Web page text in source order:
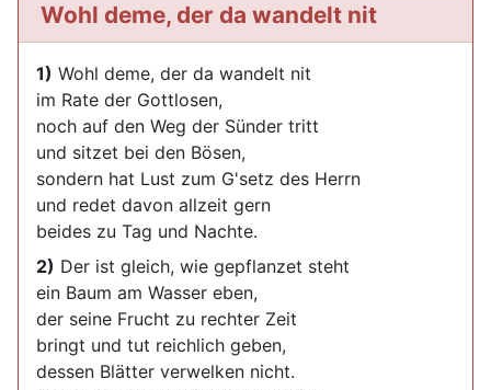
Wohl deme, der da wandelt nit
1) Wohl deme, der da wandelt nit
im Rate der Gottlosen,
noch auf den Weg der Sünder tritt
und sitzet bei den Bösen,
sondern hat Lust zum G'setz des Herrn
und redet davon allzeit gern
beides zu Tag und Nachte.
2) Der ist gleich, wie gepflanzet steht
ein Baum am Wasser eben,
der seine Frucht zu rechter Zeit
bringt und tut reichlich geben,
dessen Blätter verwelken nicht.